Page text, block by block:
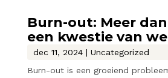
Burn-out: Meer
een kwestie van
dec 11, 2024| Uncategorized
Burn-out is een groeiend